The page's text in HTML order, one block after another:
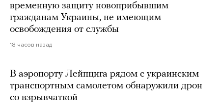
временную защиту новоприбывшим
гражданам Украины, не имеющим
освобождения от службы
18 часов назад
В аэропорту Лейпцига рядом с украинским
транспортным самолетом обнаружили дрон
со взрывчаткой